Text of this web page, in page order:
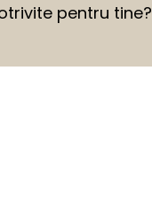
pentru tine?